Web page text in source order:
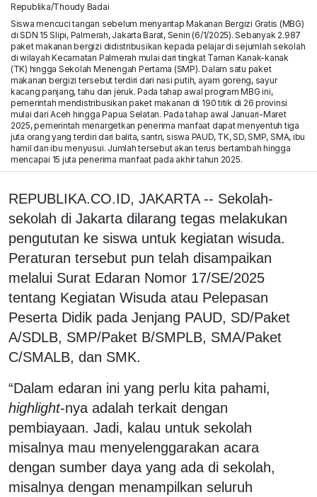
Republika/Thoudy Badai
Siswa mencuci tangan sebelum menyantap Makanan Bergizi Gratis (MBG)
di SDN 15 Slipi, Palmerah, Jakarta Barat, Senin (6/1/2025). Sebanyak 2.987
paket makanan bergizi didistribusikan kepada pelajar di sejumlah sekolah
di wilayah Kecamatan Palmerah mulai dari tingkat Taman Kanak-kanak
(TK) hingga Sekolah Menengah Pertama (SMP). Dalam satu paket
makanan bergizi tersebut terdiri dari nasi putih, ayam goreng, sayur
kacang panjang, tahu dan jeruk. Pada tahap awal program MBG ini,
pemerintah mendistribusikan paket makanan di 190 titik di 26 provinsi
mulai dari Aceh hingga Papua Selatan. Pada tahap awal Januari-Maret
2025, pemerintah menargetkan penerima manfaat dapat menyentuh tiga
juta orang yang terdiri dari balita, santri, siswa PAUD, TK, SD, SMP, SMA, ibu
hamil dan ibu menyusui. Jumlah tersebut akan terus bertambah hingga
mencapai 15 juta penerima manfaat pada akhir tahun 2025.
REPUBLIKA.CO.ID, JAKARTA -- Sekolah-
sekolah di Jakarta dilarang tegas melakukan
pengututan ke siswa untuk kegiatan wisuda.
Peraturan tersebut pun telah disampaikan
melalui Surat Edaran Nomor 17/SE/2025
tentang Kegiatan Wisuda atau Pelepasan
Peserta Didik pada Jenjang PAUD, SD/Paket
A/SDLB, SMP/Paket B/SMPLB, SMA/Paket
C/SMALB, dan SMK.
“Dalam edaran ini yang perlu kita pahami,
highlight-nya adalah terkait dengan
pembiayaan. Jadi, kalau untuk sekolah
misalnya mau menyelenggarakan acara
dengan sumber daya yang ada di sekolah,
misalnya dengan menampilkan seluruh